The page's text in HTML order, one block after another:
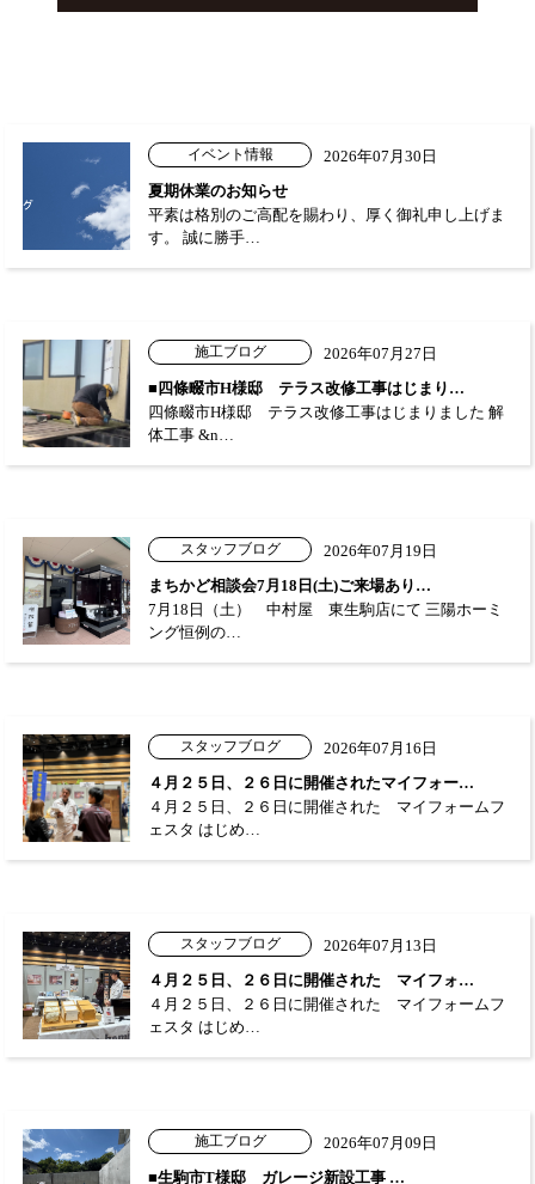
イベント情報
2026年07月30日
夏期休業のお知らせ
平素は格別のご高配を賜わり、厚く御礼申し上げま
す。 誠に勝手…
施工ブログ
2026年07月27日
■四條畷市H様邸 テラス改修工事はじまり…
四條畷市H様邸 テラス改修工事はじまりました 解
体工事 &n…
スタッフブログ
2026年07月19日
まちかど相談会7月18日(土)ご来場あり…
7月18日（土） 中村屋 東生駒店にて 三陽ホーミ
ング恒例の…
スタッフブログ
2026年07月16日
４月２５日、２６日に開催されたマイフォー…
４月２５日、２６日に開催された マイフォームフ
ェスタ はじめ…
スタッフブログ
2026年07月13日
４月２５日、２６日に開催された マイフォ…
４月２５日、２６日に開催された マイフォームフ
ェスタ はじめ…
施工ブログ
2026年07月09日
■生駒市T様邸 ガレージ新設工事 …